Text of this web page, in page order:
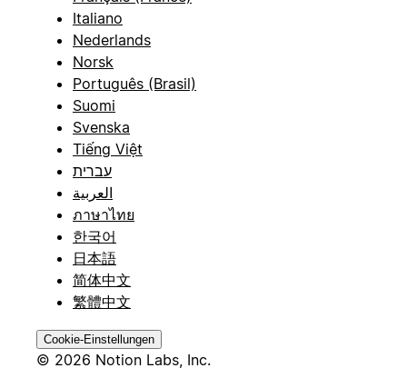
Italiano
Nederlands
Norsk
Português (Brasil)
Suomi
Svenska
Tiếng Việt
עברית
العربية
ภาษาไทย
한국어
日本語
简体中文
繁體中文
Cookie-Einstellungen
© 2026 Notion Labs, Inc.